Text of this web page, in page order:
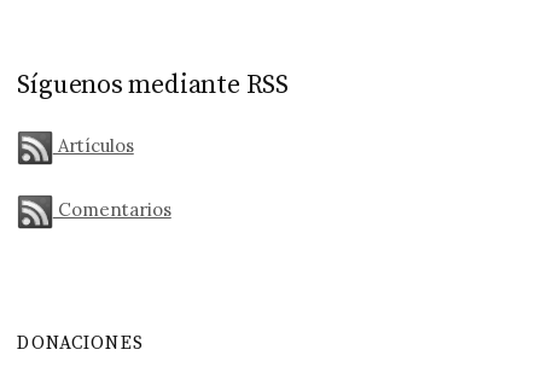
Síguenos mediante RSS
Artículos
Comentarios
DONACIONES